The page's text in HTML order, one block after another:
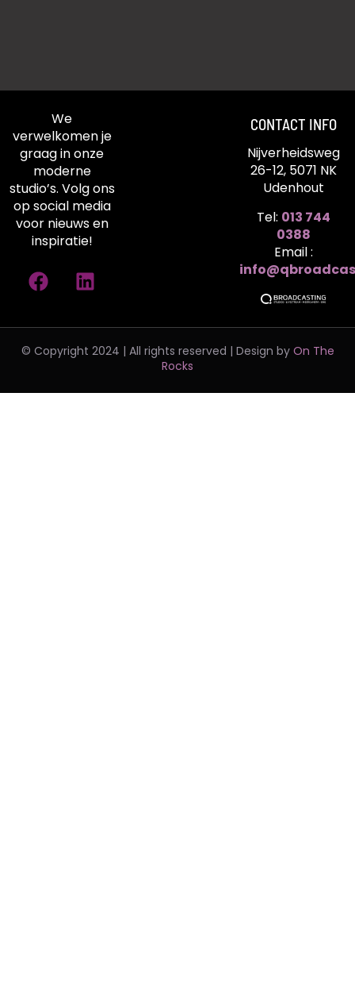
We
verwelkomen je
graag in onze
moderne
studio’s. Volg ons
op social media
voor nieuws en
inspiratie!
CONTACT INFO
Nijverheidsweg
26-12, 5071 NK
Udenhout
Tel: 013 744
0388
Email :
© Copyright 2024 | All rights reserved | Design by On The
Rocks